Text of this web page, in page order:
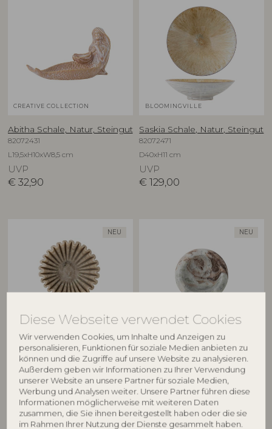
Diese Webseite verwendet Cookies
Wir verwenden Cookies, um Inhalte und Anzeigen zu
personalisieren, Funktionen für soziale Medien anbieten zu
können und die Zugriffe auf unsere Website zu analysieren.
Außerdem geben wir Informationen zu Ihrer Verwendung
unserer Website an unsere Partner für soziale Medien,
Werbung und Analysen weiter. Unsere Partner führen diese
Informationen möglicherweise mit weiteren Daten
zusammen, die Sie ihnen bereitgestellt haben oder die sie
im Rahmen Ihrer Nutzung der Dienste gesammelt haben.
CREATIVE COLLECTION
Abitha Schale, Natur, Steingut
82072431
L19,5xH10xW8,5 cm
UVP
€ 32,90
BLOOMINGVILLE
Saskia Schale, Natur, Steingut
82072471
D40xH11 cm
UVP
€ 129,00
NEU
BLOOMINGVILLE
Harmonia Schale, Natur,
Marmor
82073253
D17,5xH6 cm
UVP
54,90
NEU
BLOOMINGVILLE
Indah Schale, Natur, Marmor
82073254
D15xH5 cm
UVP
€ 37,90